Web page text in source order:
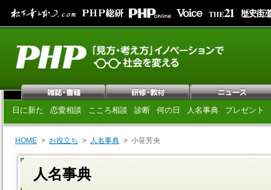
日に新た 恋愛相談 こころ相談 診断 何の日 人名事典 プレゼント
HOME お役立ち 人名事典 小笹芳央
人名事典